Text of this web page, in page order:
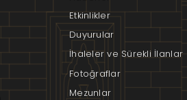
Etkinlikler
Duyurular
İhaleler ve Sürekli İlanlar
Fotoğraflar
Mezunlar